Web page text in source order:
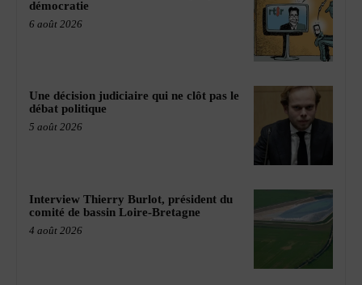
démocratie
6 août 2026
Une décision judiciaire qui ne clôt pas le
débat politique
5 août 2026
Interview Thierry Burlot, président du
comité de bassin Loire-Bretagne
4 août 2026